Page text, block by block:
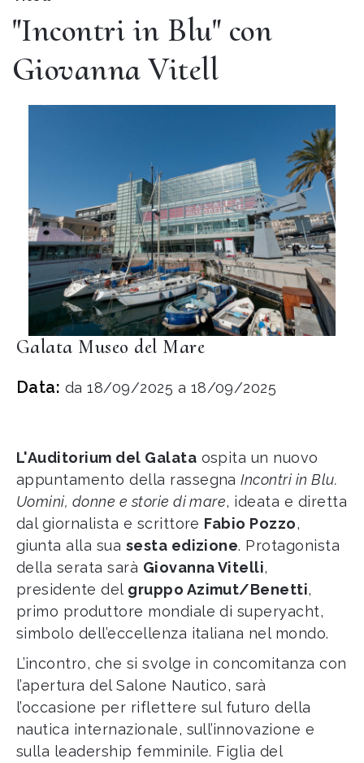
"Incontri in Blu" con
Giovanna Vitell
Galata Museo del Mare
Data: da 18/09/2025 a 18/09/2025
L'Auditorium del Galata ospita un nuovo
appuntamento della rassegnaIncontri in Blu.
Uomini, donne e storie di mare, ideata e diretta
dal giornalista e scrittore Fabio Pozzo,
giunta alla sua sesta edizione. Protagonista
della serata sarà Giovanna Vitelli,
presidente del gruppo Azimut/Benetti,
primo produttore mondiale di superyacht,
simbolo dell’eccellenza italiana nel mondo.
L’incontro, che si svolge in concomitanza con
l’apertura del Salone Nautico, sarà
l’occasione per riflettere sul futuro della
nautica internazionale, sull’innovazione e
sulla leadership femminile. Figlia del